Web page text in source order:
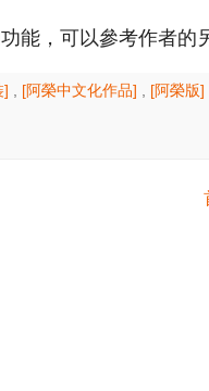
能，可以參考作者的
] [阿榮中文化作品] [阿榮版]